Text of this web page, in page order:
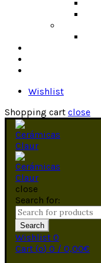
Wishlist
Shopping cart close
close
Search for:
Search
Wishlist 0
Cart (o) 0 / 0,00€